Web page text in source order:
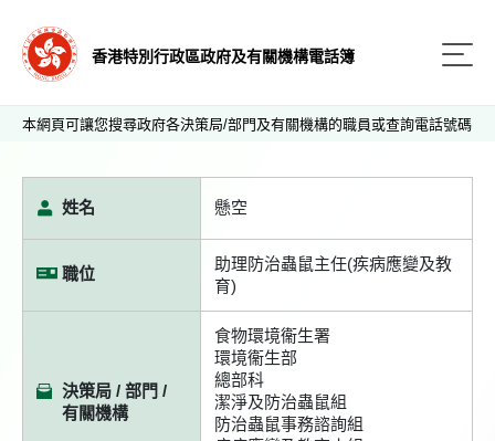
香港特別行政區政府及有關機構電話簿
本網頁可讓您搜尋政府各決策局/部門及有關機構的職員或查詢電話號碼
姓名 懸空
職位
助理防治蟲鼠主任(疾病應變及教
育)
決策局 / 部門 /
有關機構
食物環境衞生署
環境衞生部
總部科
潔淨及防治蟲鼠組
防治蟲鼠事務諮詢組